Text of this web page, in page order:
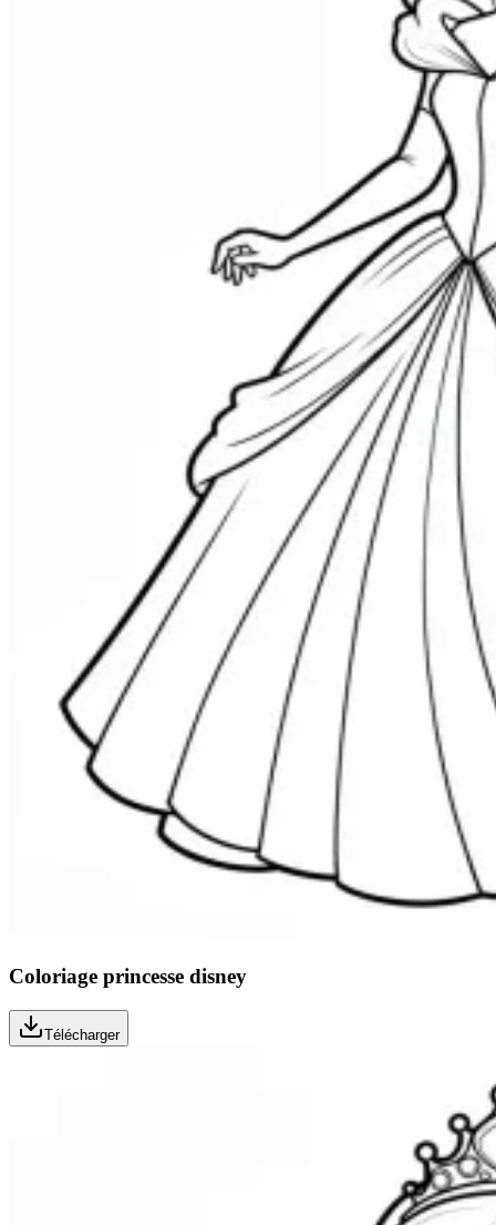
Coloriage princesse disney
Télécharger